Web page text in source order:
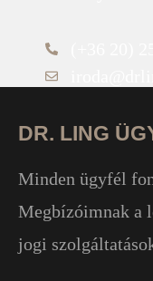
DR. LING
Minden ügyfél
Megbízóimnak a
jogi